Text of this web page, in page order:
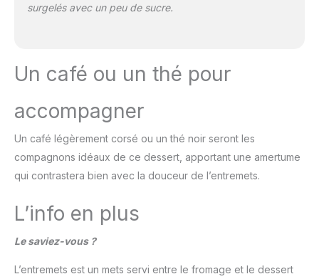
surgelés avec un peu de sucre.
Un café ou un thé pour
accompagner
Un café légèrement corsé ou un thé noir seront les
compagnons idéaux de ce dessert, apportant une amertume
qui contrastera bien avec la douceur de l’entremets.
L’info en plus
Le saviez-vous ?
L’entremets est un mets servi entre le fromage et le dessert